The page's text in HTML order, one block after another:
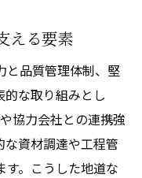
える要素
と品質管理体制、堅
な取り組みとし
協力会社との連携強
資材調達や工程管
。こうした地道な